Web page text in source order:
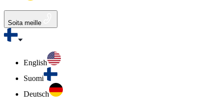
Soita meille
English
Suomi
Deutsch